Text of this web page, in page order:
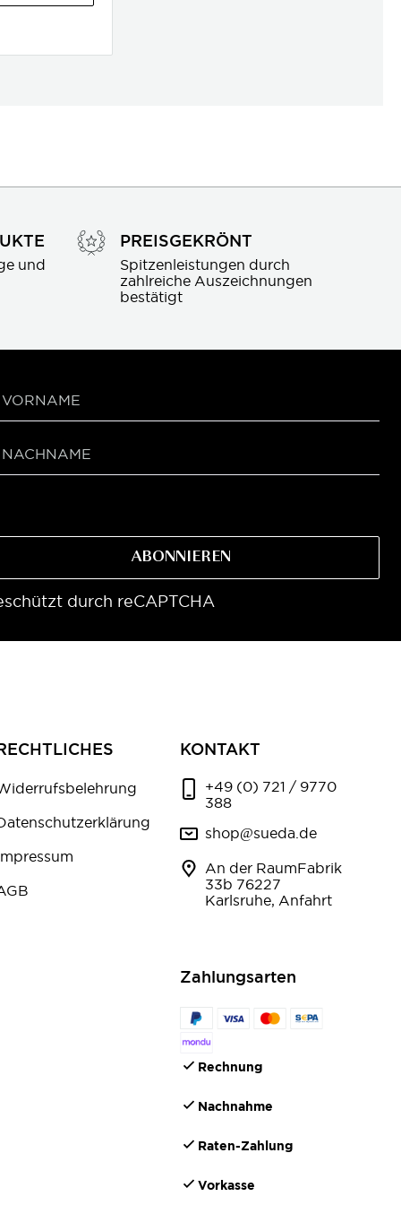
und
PREISGEKRÖNT
Spitzenleistungen durch
zahlreiche Auszeichnungen
bestätigt
ABONNIEREN
durch reCAPTCHA
KONTAKT
+49 (0) 721 / 9770
388
shop@sueda.de
An der RaumFabrik
33b 76227
Karlsruhe, Anfahrt
Zahlungsarten
Rechnung
Nachnahme
Raten-Zahlung
Vorkasse